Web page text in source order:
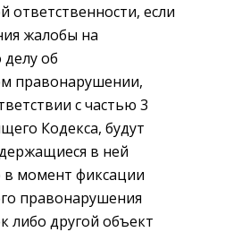
ответственности, если
жалобы на
об
правонарушении,
с частью 3
Кодекса, будут
в ней
момент фиксации
правонарушения
либо другой объект